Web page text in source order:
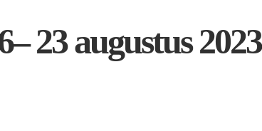
23 augustus 2023